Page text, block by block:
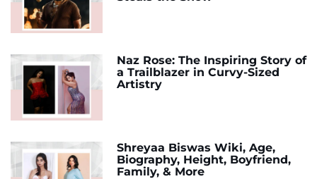
Naz Rose: The Inspiring Story of
a Trailblazer in Curvy-Sized
Artistry
Shreyaa Biswas Wiki, Age,
Biography, Height, Boyfriend,
Family, & More